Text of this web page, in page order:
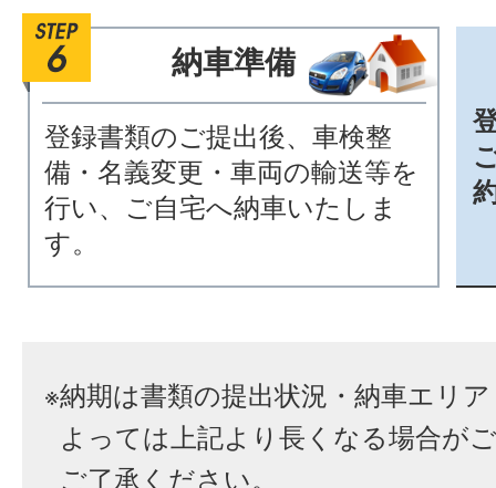
納車準備
登録書類のご提出後、車検整
備・名義変更・車両の輸送等を
行い、ご自宅へ納車いたしま
す。
※納期は書類の提出状況・納車エリ
よっては上記より長くなる場合が
ご了承ください。